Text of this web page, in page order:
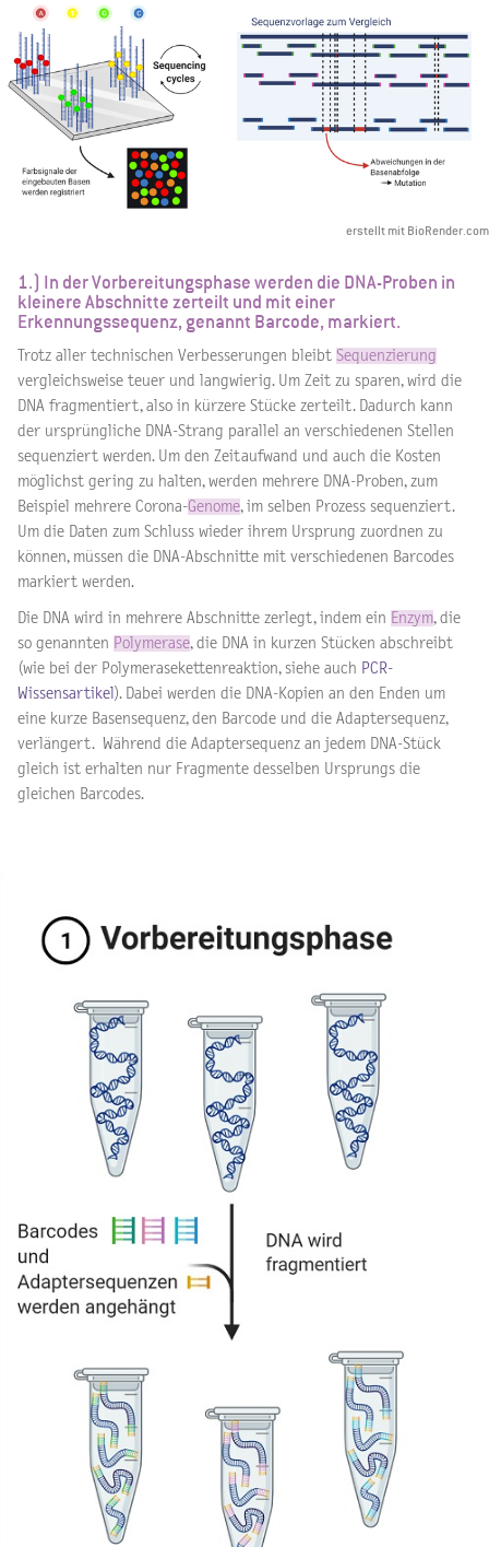
erstellt mit BioRender.com
1.) In der Vorbereitungsphase werden die DNA-Proben in
kleinere Abschnitte zerteilt und mit einer
Erkennungssequenz, genannt Barcode, markiert.
Trotz aller technischen Verbesserungen bleibt Sequenzierung
vergleichsweise teuer und langwierig. Um Zeit zu sparen, wird die
DNA fragmentiert, also in kürzere Stücke zerteilt. Dadurch kann
der ursprüngliche DNA-Strang parallel an verschiedenen Stellen
sequenziert werden. Um den Zeitaufwand und auch die Kosten
möglichst gering zu halten, werden mehrere DNA-Proben, zum
Beispiel mehrere Corona-Genome, im selben Prozess sequenziert.
Um die Daten zum Schluss wieder ihrem Ursprung zuordnen zu
können, müssen die DNA-Abschnitte mit verschiedenen Barcodes
markiert werden.
Die DNA wird in mehrere Abschnitte zerlegt, indem ein Enzym, die
so genannten Polymerase, die DNA in kurzen Stücken abschreibt
(wie bei der Polymerasekettenreaktion, siehe auch PCR-
Wissensartikel ). Dabei werden die DNA-Kopien an den Enden um
eine kurze Basensequenz, den Barcode und die Adaptersequenz,
verlängert. Während die Adaptersequenz an jedem DNA-Stück
gleich ist erhalten nur Fragmente desselben Ursprungs die
gleichen Barcodes.